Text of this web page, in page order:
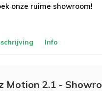
onze ruime showroom!
Info
Motion 2.1 -